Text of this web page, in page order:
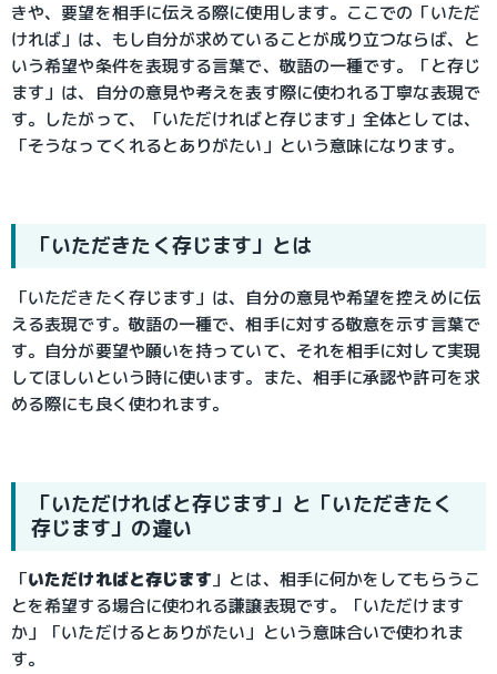
きや、要望を相手に伝える際に使用します。ここでの「いただ
ければ」は、もし自分が求めていることが成り立つならば、と
いう希望や条件を表現する言葉で、敬語の一種です。「と存じ
ます」は、自分の意見や考えを表す際に使われる丁寧な表現で
す。したがって、「いただければと存じます」全体としては、
「そうなってくれるとありがたい」という意味になります。
「いただきたく存じます」とは
「いただきたく存じます」は、自分の意見や希望を控えめに伝
える表現です。敬語の一種で、相手に対する敬意を示す言葉で
す。自分が要望や願いを持っていて、それを相手に対して実現
してほしいという時に使います。また、相手に承認や許可を求
める際にも良く使われます。
「いただければと存じます」と「いただきたく
存じます」の違い
「いただければと存じます 」とは、相手に何かをしてもらうこ
とを希望する場合に使われる謙譲表現です。「いただけます
か」「いただけるとありがたい」という意味合いで使われま
す。